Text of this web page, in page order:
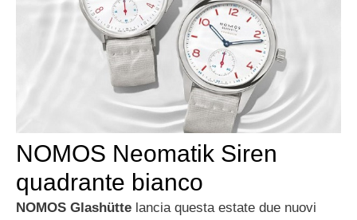
NOMOS Neomatik Siren
quadrante bianco
NOMOS Glashütte lancia questa estate due nuovi